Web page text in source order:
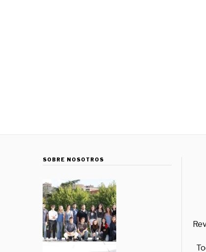
SOBRE NOSOTROS